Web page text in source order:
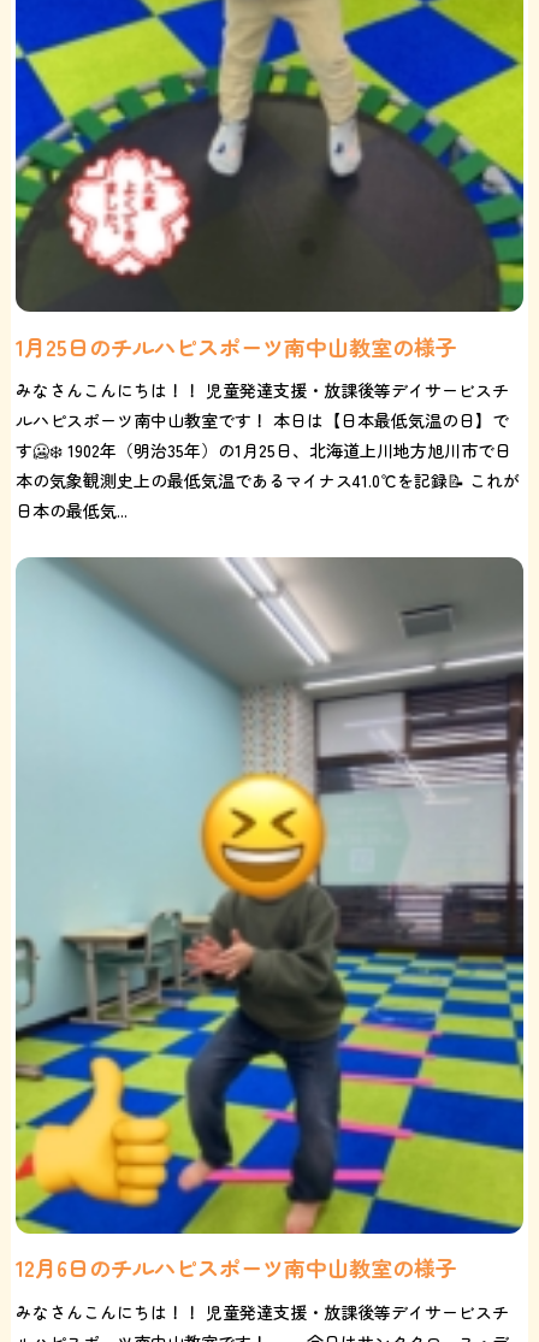
1月25日のチルハピスポーツ南中山教室の様子
みなさんこんにちは！！ 児童発達支援・放課後等デイサービスチ
ルハピスポーツ南中山教室です！ 本日は【日本最低気温の日】で
す🥶❄️ 1902年（明治35年）の1月25日、北海道上川地方旭川市で日
本の気象観測史上の最低気温であるマイナス41.0℃を記録📝 これが
日本の最低気...
12月6日のチルハピスポーツ南中山教室の様子
みなさんこんにちは！！ 児童発達支援・放課後等デイサービスチ